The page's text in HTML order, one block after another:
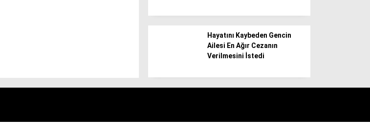
Hayatını Kaybeden Gencin
Ailesi En Ağır Cezanın
Verilmesini İstedi